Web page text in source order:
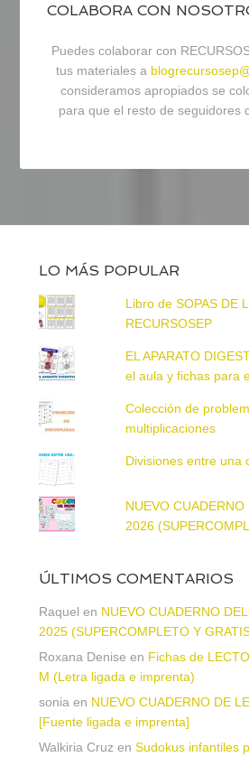
COLABORA CON
Puedes colaborar con
tus materiales a
consideramos apropiados se
para que el resto de seguidores
LO MÁS POPULAR
Libro de SOPAS DE
RECURSOSEP
EL APARATO
el aula y fichas para
Colección de
multiplicaciones
Divisiones entre una
NUEVO
2026
ÚLTIMOS COMENTARIOS
Raquel en NUEVO CUADERNO
2025 (SUPERCOMPLETO Y
Roxana Denise en Fichas de
M (Letra ligada e imprenta)
soniaen NUEVO CUADERNO DE
[Fuente ligada e imprenta]
Walkiria Cruzen Sudokus infantiles